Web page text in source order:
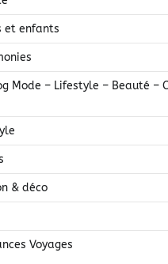
et enfants
Mode – Lifestyle – Beauté –
& déco
Voyages